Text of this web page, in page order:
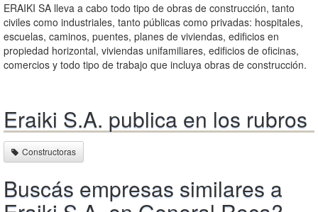
ERAIKI SA lleva a cabo todo tipo de obras de construcción, tanto
civiles como industriales, tanto públicas como privadas: hospitales,
escuelas, caminos, puentes, planes de viviendas, edificios en
propiedad horizontal, viviendas unifamiliares, edificios de oficinas,
comercios y todo tipo de trabajo que incluya obras de construcción.
Eraiki S.A. publica en los rubros
Constructoras
Buscás empresas similares a